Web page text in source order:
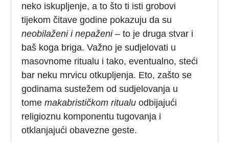
neko iskupljenje, a to što ti isti grobovi
tijekom čitave godine pokazuju da su
neobilaženi i nepaženi– to je druga stvar i
baš koga briga. Važno je sudjelovati u
masovnome ritualu i tako, eventualno, steći
bar neku mrvicu otkupljenja. Eto, zašto se
godinama sustežem od sudjelovanja u
tomemakabrističkom ritualu odbijajući
religioznu komponentu tugovanja i
otklanjajući obavezne geste.